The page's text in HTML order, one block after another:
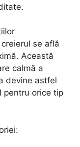
se află
Această
calmă a
devine astfel
pentru orice tip